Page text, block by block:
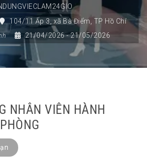
104/11 Ấp 3 xã Bà Điểm TP Hồ Chí
21/04/2026- 21/05/2026
NHÂN VIÊN HÀNH